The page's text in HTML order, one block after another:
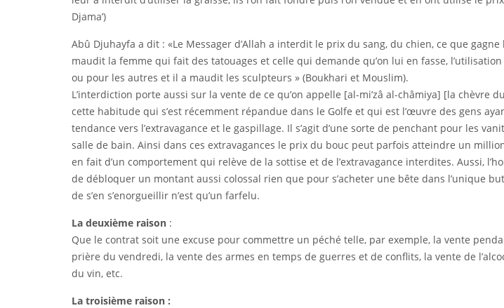
Djama’)
Abû Djuhayfa a dit : «Le Messager d’Allah a interdit le prix du sang, du chien, ce que
maudit la femme qui fait des tatouages et celle qui demande qu’on lui en fasse, l’utilisation
ou pour les autres et il a maudit les sculpteurs » (Boukhari et Mouslim).
L’interdiction porte aussi sur la vente de ce qu’on appelle [al-mi’zâ al-châmiya] [la chèvre
cette habitude qui s’est récemment répandue dans le Golfe et qui est l’œuvre des gens
tendance vers l’extravagance et le gaspillage. Il s’agit d’une sorte de penchant pour les
salle de bain. Ainsi dans ces extravagances le prix du bouc peut parfois atteindre un
en fait d’un comportement qui relève de la sottise et de l’extravagance interdites. Aussi,
de débloquer un montant aussi colossal rien que pour s’acheter une bête dans l’unique
de s’en s’enorgueillir n’est qu’un farfelu.
La deuxième raison :
Que le contrat soit une excuse pour commettre un péché telle, par exemple, la vente
prière du vendredi, la vente des armes en temps de guerres et de conflits, la vente de
du vin, etc.
La troisième raison :